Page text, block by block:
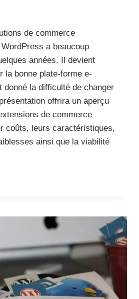
de commerce
a beaucoup
années. Il devient
la bonne plate-forme e-
donné la difficulté de changer
offrira un aperçu
de commerce
coûts, leurs caractéristiques,
ainsi que la viabilité